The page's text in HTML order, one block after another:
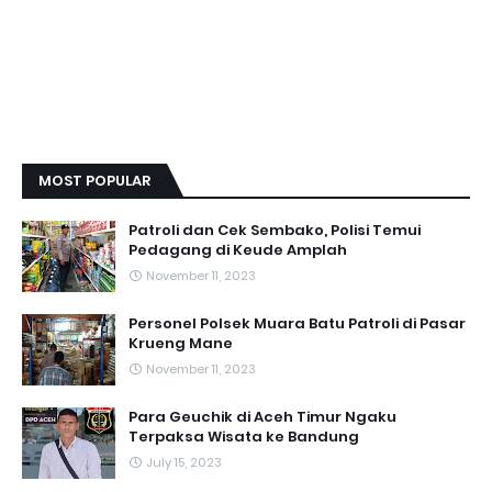
MOST POPULAR
Patroli dan Cek Sembako, Polisi Temui
Pedagang di Keude Amplah
November 11, 2023
Personel Polsek Muara Batu Patroli di Pasar
Krueng Mane
November 11, 2023
Para Geuchik di Aceh Timur Ngaku
Terpaksa Wisata ke Bandung
July 15, 2023